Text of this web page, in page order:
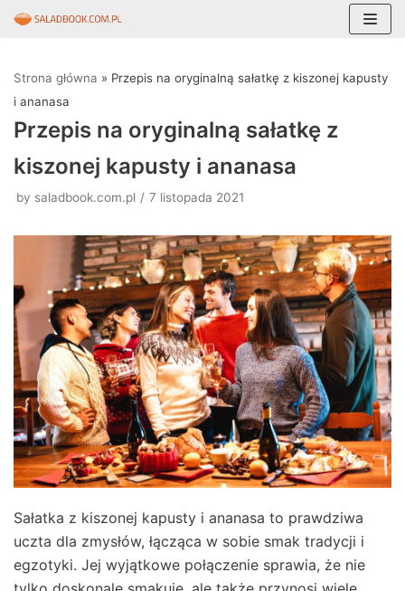
do
treści
Strona główna » Przepis na oryginalną sałatkę z kiszonej kapusty
i ananasa
Przepis na oryginalną sałatkę z
kiszonej kapusty i ananasa
by saladbook.com.pl 7 listopada 2021
Sałatka z kiszonej kapusty i ananasa to prawdziwa
uczta dla zmysłów, łącząca w sobie smak tradycji i
egzotyki. Jej wyjątkowe połączenie sprawia, że nie